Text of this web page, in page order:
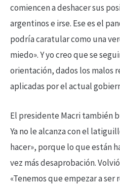
comiencen a deshacer sus
argentinos e irse. Ese es el
podría caratular como una
miedo». Y yo creo que se
orientación, dados los malos
aplicadas por el actual
El presidente Macri también
Ya no le alcanza con el
hacer», porque lo que están
vez más desaprobación.
«Tenemos que empezar a